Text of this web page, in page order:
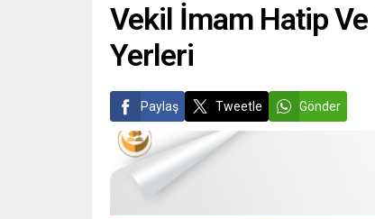
Vekil İmam Hatip Ve
Yerleri
Paylaş Tweetle Gönder